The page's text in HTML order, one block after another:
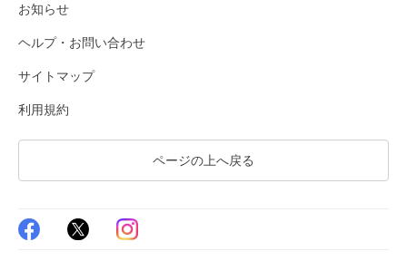
お知らせ
ヘルプ・お問い合わせ
サイトマップ
利用規約
ページの上へ戻る